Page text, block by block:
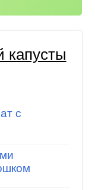
капусты
с